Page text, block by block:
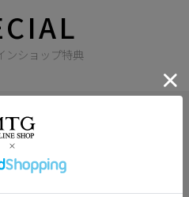
ンショップ特典